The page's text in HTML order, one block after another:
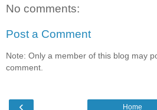
No comments:
Post a Comment
Note: Only a member of this blog may
comment.
‹ Home